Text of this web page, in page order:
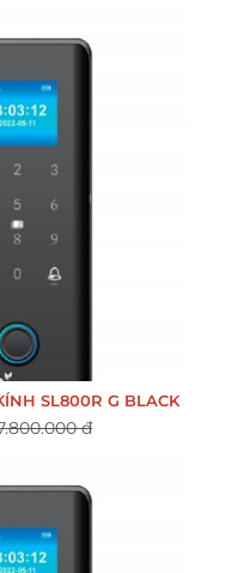
SL800R G BLACK
đ